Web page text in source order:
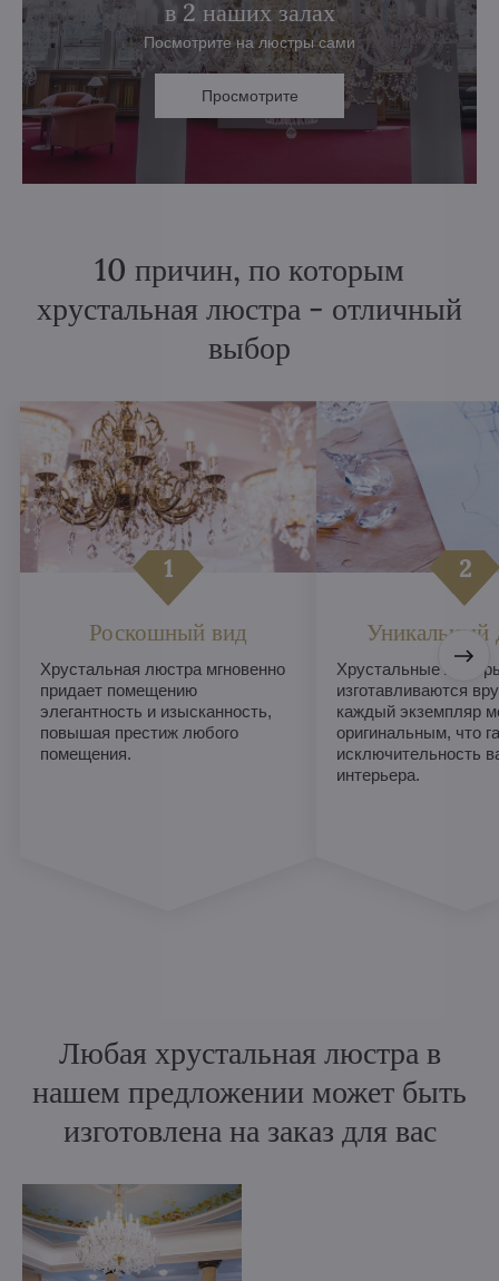
в 2 наших залах
Посмотрите на люстры сами
Просмотрите
10 причин, по которым
хрустальная люстра - отличный
выбор
Роскошный вид
Хрустальная люстра мгновенно
придает помещению
элегантность и изысканность,
повышая престиж любого
помещения.
Уникальный
Хрустальные
изготавливаются
каждый экземпляр
оригинальным, что
исключительность
интерьера.
Любая хрустальная люстра в
нашем предложении может быть
изготовлена на заказ для вас